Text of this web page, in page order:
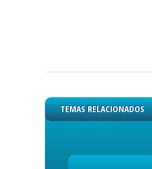
TEMAS RELACIONADOS